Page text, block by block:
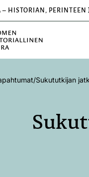
– HISTORIAN,
/Sukututkijan